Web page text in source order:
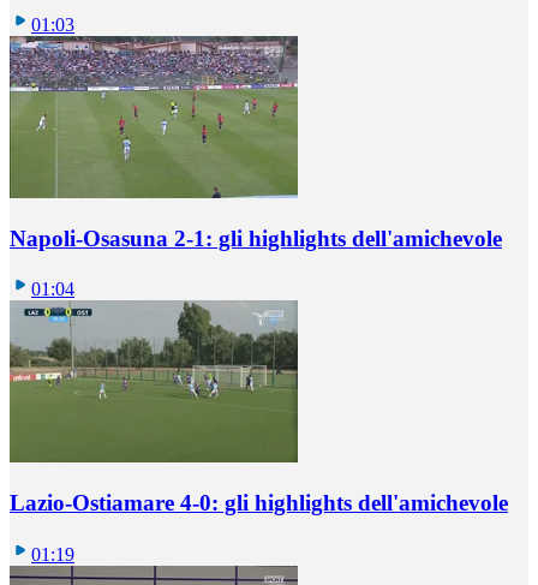
01:03
Napoli-Osasuna 2-1: gli highlights dell'amichevole
01:04
Lazio-Ostiamare 4-0: gli highlights dell'amichevole
01:19